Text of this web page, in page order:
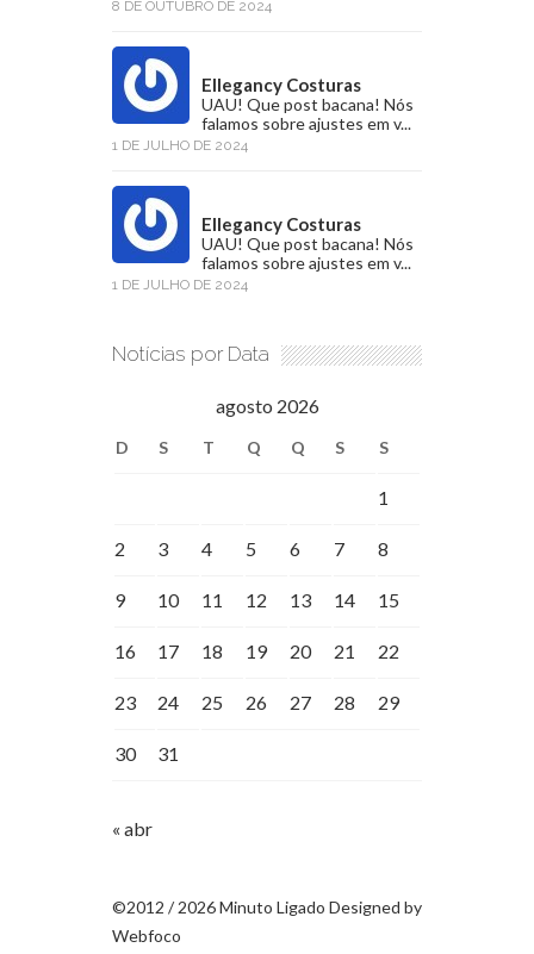
8 DE OUTUBRO DE 2024
Ellegancy Costuras
UAU! Que post bacana! Nós
falamos sobre ajustes em v...
1 DE JULHO DE 2024
Ellegancy Costuras
UAU! Que post bacana! Nós
falamos sobre ajustes em v...
1 DE JULHO DE 2024
Notícias por Data
agosto 2026
D S T Q Q S S
1
2 3 4 5 6 7 8
9 10 11 12 13 14 15
16 17 18 19 20 21 22
23 24 25 26 27 28 29
30 31
« abr
©2012 / 2026 Minuto Ligado Designed by
Webfoco